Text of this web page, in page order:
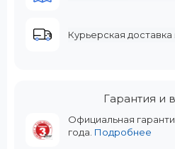
Курьерская
Гарантия и
Официальная
года. Подробнее